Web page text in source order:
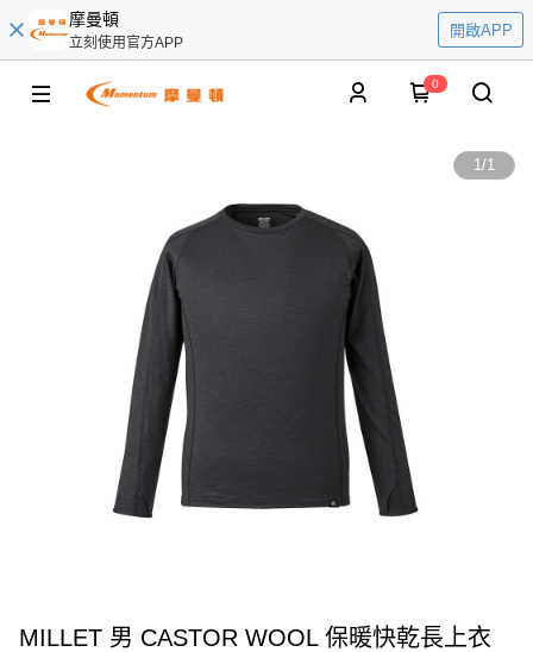
摩曼頓
立刻使用官方APP
開啟APP
0
1/1
MILLET 男 CASTOR WOOL 保暖快乾長上衣